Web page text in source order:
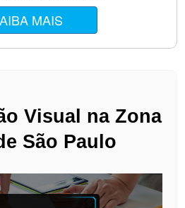
MAIS
Visual na Zona
São Paulo